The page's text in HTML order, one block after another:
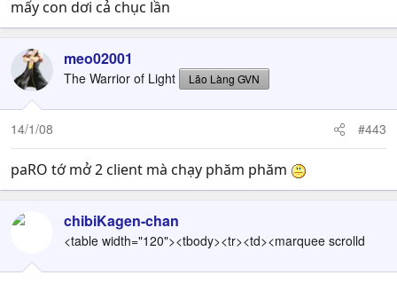
mấy con dơi cả chục lần
meo02001
The Warrior of Light Lão Làng GVN
14/1/08 #443
paRO tớ mở 2 client mà chạy phăm phăm
chibiKagen-chan
<table width="120"><tbody><tr><td><marquee scrolld